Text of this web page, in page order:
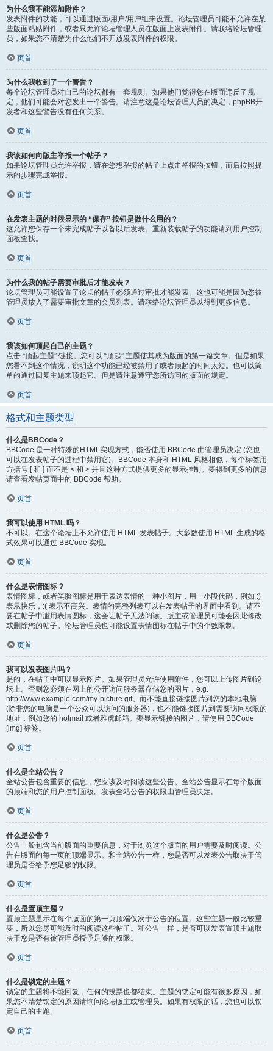
为什么我不能添加附件？
发表附件的功能，可以通过版面/用户/用户组来设置。论坛管理员可能不允许在某
些版面粘贴附件，或者只允许论坛管理人员在版面上发表附件。请联络论坛管理
员，如果您不清楚为什么他们不开放发表附件的权限。
页首
为什么我收到了一个警告？
每个论坛管理员对自己的论坛都有一套规则。如果他们觉得您在版面违反了规
定，他们可能会对您发出一个警告。请注意这是论坛管理人员的决定，phpBB开
发者和这些警告没有任何关系。
页首
我该如何向版主举报一个帖子？
如果论坛管理员允许举报，请在您想举报的帖子上点击举报的按钮，而后按照提
示的步骤完成举报。
页首
在发表主题的时候显示的 “保存” 按钮是做什么用的？
这允许您保存一个未完成帖子以备以后发表。重新装载帖子的功能请到用户控制
面板查找。
页首
为什么我的帖子需要审批后才能发表？
论坛管理员可能设置了论坛的帖子必须通过审批才能发表。这也可能是因为您被
管理员放入了需要审批文章的会员列表。请联络论坛管理员以得到更多信息。
页首
我该如何顶起自己的主题？
点击 “顶起主题” 链接。您可以 “顶起” 主题使其成为版面的第一篇文章。但是如果
您看不到这个情况，说明这个功能已经被禁用了或者顶起的时间太短。也可以简
单的通过回复主题来顶起它。但是请注意遵守您所访问的版面的规定。
页首
格式和主题类型
什么是BBCode？
BBCode 是一种特殊的HTML实现方式，能否使用 BBCode 由管理员决定 (您也
可以在发表帖子的过程中禁用它)。BBCode 本身和 HTML 风格相似，每个标签用
方括号 [ 和 ] 而不是 < 和 > 并且这种方式提供更多的显示控制。要得到更多的信息
请查看发帖页面中的 BBCode 帮助。
页首
我可以使用 HTML 吗？
不可以。在这个论坛上不允许使用 HTML 发表帖子。大多数使用 HTML 生成的格
式效果可以通过 BBCode 实现。
页首
什么是表情图标？
表情图标，或者笑脸图标是用于表达表情的一种小图片，用一小段代码，例如 :)
表示快乐，:( 表示不高兴。表情的完整列表可以在发表帖子的界面中看到。请不
要在帖子中滥用表情图标，这会让帖子无法阅读。版主或管理员可能会因此修改
或删除您的帖子。论坛管理员也可能设置表情图标在帖子中的个数限制。
页首
我可以发表图片吗？
是的，在帖子中可以显示图片。如果管理员允许使用附件，您可以上传图片到论
坛上。否则您必须在网上的公开访问服务器存储您的图片，e.g.
http://www.example.com/my-picture.gif。而不能直接链接图片到您的本地电脑
(除非您的电脑是一个公众可以访问的服务器)，也不能链接图片到需要访问权限的
地址，例如您的 hotmail 或者雅虎邮箱。要显示链接的图片，请使用 BBCode
[img] 标签。
页首
什么是全站公告？
全站公告包含重要的信息，您应该及时阅读这些公告。全站公告显示在每个版面
的顶端和您的用户控制面板。发表全站公告的权限由管理员决定。
页首
什么是公告？
公告一般包含当前版面的重要信息，对于浏览这个版面的用户需要及时阅读。公
告在版面的每一页的顶端显示。和全站公告一样，您是否可以发表公告取决于管
理员是否给予您足够的权限。
页首
什么是置顶主题？
置顶主题显示在每个版面的第一页顶端仅次于公告的位置。这些主题一般比较重
要，所以您尽可能及时的阅读这些帖子。和公告一样，是否可以发表置顶主题取
决于您是否有被管理员授予足够的权限。
页首
什么是锁定的主题？
锁定的主题将不能回复，任何的投票也都结束。主题的锁定可能有很多原因，如
果您不清楚锁定的原因请询问论坛版主或管理员。如果有权限的话，您也可以锁
定自己的主题。
页首